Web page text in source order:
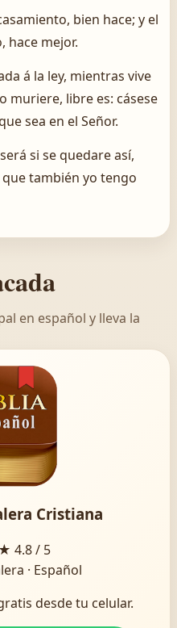
bien hace; y el
hace mejor.
á la ley, mientras vive
muriere, libre es: cásese
sea en el Señor.
si se quedare así,
también yo tengo
en español y lleva la
Cristiana
4.8 / 5
· Español
desde tu celular.